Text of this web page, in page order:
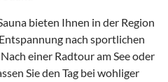
bieten Ihnen in der Region
nach sportlichen
einer Radtour am See oder
Sie den Tag bei wohliger